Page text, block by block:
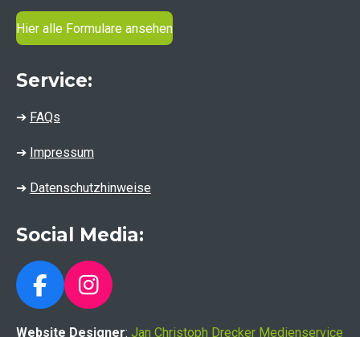
Hier alle Formulare ansehen
Service:
➔ FAQs
➔ Impressum
➔ Datenschutzhinweise
Social Media:
F
I
Website Designer: Jan Christoph Drecker Medienservice